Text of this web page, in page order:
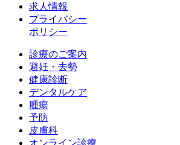
求人情報
プライバシー
ポリシー
診療のご案内
避妊・去勢
健康診断
デンタルケア
腫瘍
予防
皮膚科
オンライン診療